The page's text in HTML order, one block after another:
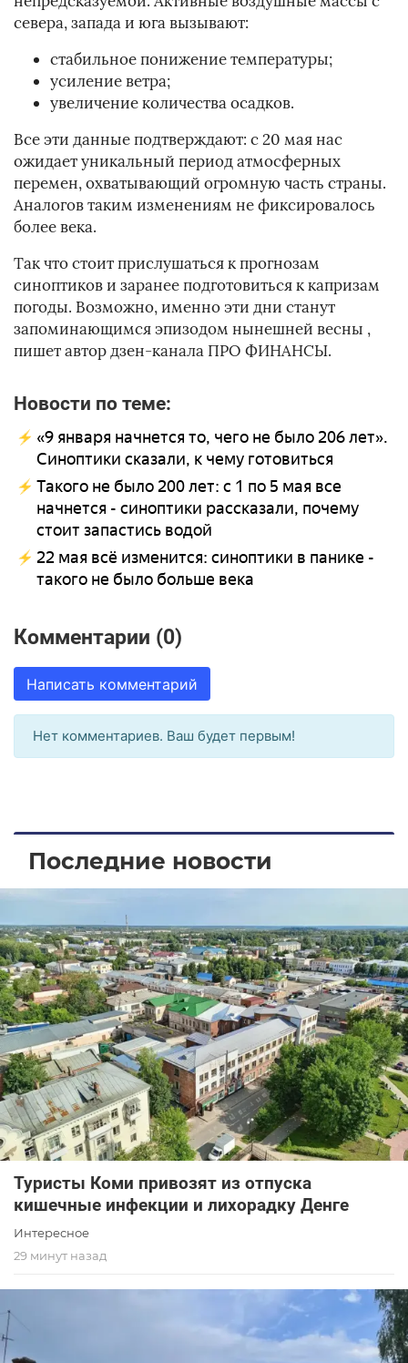
севера, запада и юга вызывают:
стабильное понижение температуры;
усиление ветра;
увеличение количества осадков.
Все эти данные подтверждают: с 20 мая нас
ожидает уникальный период атмосферных
перемен, охватывающий огромную часть страны.
Аналогов таким изменениям не фиксировалось
более века.
Так что стоит прислушаться к прогнозам
синоптиков и заранее подготовиться к капризам
погоды. Возможно, именно эти дни станут
запоминающимся эпизодом нынешней весны ,
пишет автор дзен-канала ПРО ФИНАНСЫ.
Новости по теме:
«9 января начнется то, чего не было 206 лет».
Синоптики сказали, к чему готовиться
Такого не было 200 лет: с 1 по 5 мая все
начнется - синоптики рассказали, почему
стоит запастись водой
22 мая всё изменится: синоптики в панике -
такого не было больше века
Комментарии (0)
Написать комментарий
Нет комментариев. Ваш будет первым!
Последние новости
Туристы Коми привозят из отпуска
кишечные инфекции и лихорадку Денге
Интересное
29 минут назад